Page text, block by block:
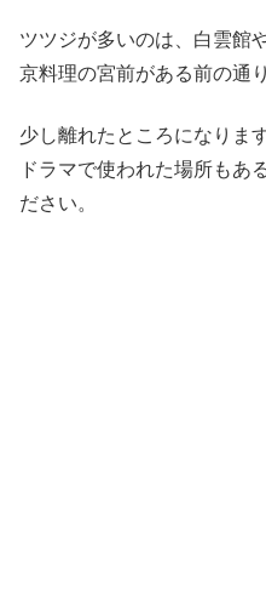
ツツジが多いのは、白雲館
京料理の宮前がある前の通
少し離れたところになりま
ドラマで使われた場所もあ
ださい。